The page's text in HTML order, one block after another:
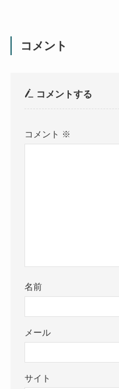
コメント
コメントする
コメント ※
名前
メール
サイト